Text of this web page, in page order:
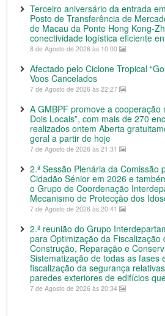
Terceiro aniversário da entrada
Posto de Transferência de
de Macau da Ponte Hong Kong-
conectividade logística eficiente
8 de Agosto de 2026 às 10:00
Afectado pelo Ciclone Tropical
Voos Cancelados
7 de Agosto de 2026 às 22:27
A GMBPF promove a cooperação
Dois Locais”, com mais de 270
realizados ontem Aberta
geral a partir de hoje
7 de Agosto de 2026 às 21:31
2.ª Sessão Plenária da Comissão
Cidadão Sénior em 2026 e
o Grupo de Coordenação
Mecanismo de Protecção dos
7 de Agosto de 2026 às 20:41
2.ª reunião do Grupo
para Optimização da Fiscalização
Construção, Reparação e
Sistematização de todas as fases
fiscalização da segurança
paredes exteriores de edifícios
7 de Agosto de 2026 às 20:34